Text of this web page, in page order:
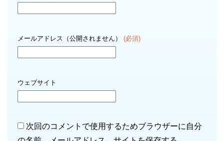
メールアドレス（公開されません） (必須)
ウェブサイト
次回のコメントで使用するためブラウザーに自分